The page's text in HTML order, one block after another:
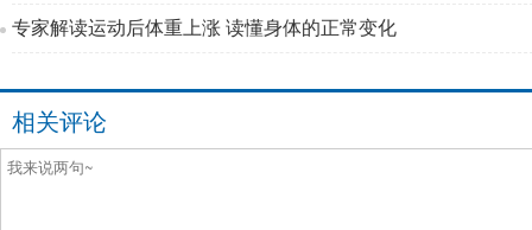
专家解读运动后体重上涨 读懂身体的正常变化
相关评论